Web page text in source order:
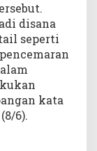
disana
seperti
kata
6).